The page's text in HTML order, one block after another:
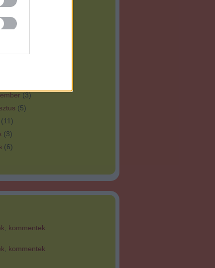
(1
(1)
(6)
(8)
(3)
(5)
(11)
(3)
(6)
kommentek
kommentek